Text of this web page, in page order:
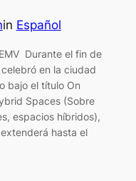
in Español
Durante el fin de
en la ciudad
bajo el título On
Spaces (Sobre
espacios híbridos),
hasta el